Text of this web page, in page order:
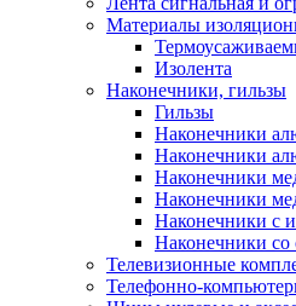
Материалы
Изолента
Наконечники, гильзы
Гильзы
Наконечники
Наконечники
Наконечники
Наконечники
Наконечники с
Наконечники
Телевизионные
Телефонно-